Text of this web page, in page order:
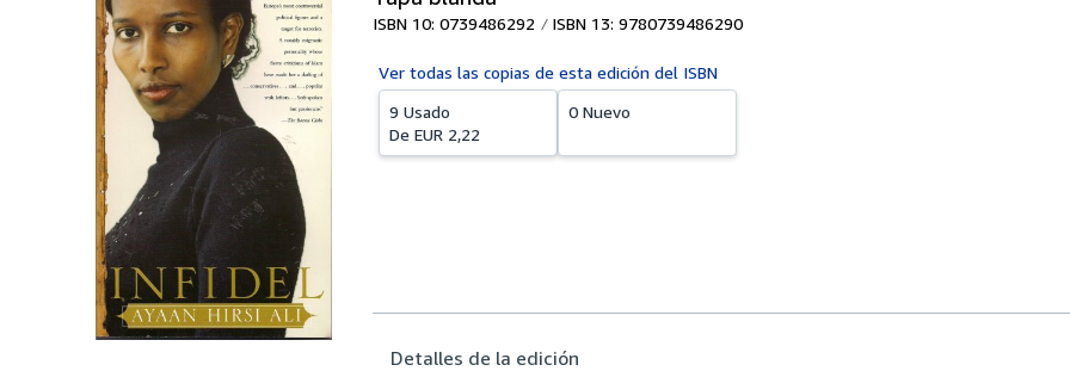
ISBN 10: 0739486292 ISBN 13: 9780739486290
Ver todas las copias de esta edición del ISBN
9 Usado
De EUR 2,22
0 Nuevo
Detalles de la edición